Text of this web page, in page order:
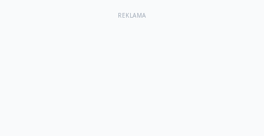
REKLAMA